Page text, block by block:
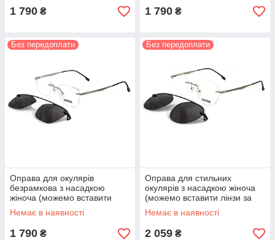
1 790 ₴ 1 790 ₴
Без передоплати
Оправа для окулярів
безрамкова з насадкою
жіноча (можемо вставити
лінзи за рецептом)
Немає в наявності
1 790 ₴
Без передоплати
Оправа для стильних
окулярів з насадкою жіноча
(можемо вставити лінзи за
рецептом)
Немає в наявності
2 059 ₴